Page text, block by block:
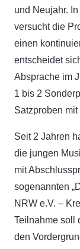
und Neujahr.
versucht die
einen
entscheidet
Absprache im
1 bis 2
Satzproben
Seit 2 Jahren
die jungen
mit
sogenannten
NRW e.V. –
Teilnahme soll
den